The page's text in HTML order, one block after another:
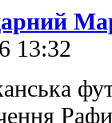
13:32